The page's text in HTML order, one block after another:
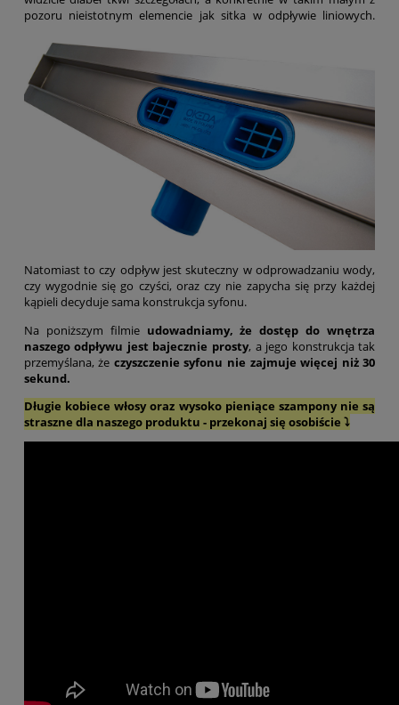
pozoru nieistotnym elemencie jak sitka w odpływie liniowych.
Natomiast to czy odpływ jest skuteczny w odprowadzaniu wody,
czy wygodnie się go czyści, oraz czy nie zapycha się przy każdej
kąpieli decyduje sama konstrukcja syfonu.
Na poniższym filmie udowadniamy, że dostęp do wnętrza
naszego odpływu jest bajecznie prosty, a jego konstrukcja tak
przemyślana, że czyszczenie syfonu nie zajmuje więcej niż 30
sekund.
Długie kobiece włosy oraz wysoko pieniące szampony nie są
straszne dla naszego produktu - przekonaj się osobiście ⤵️